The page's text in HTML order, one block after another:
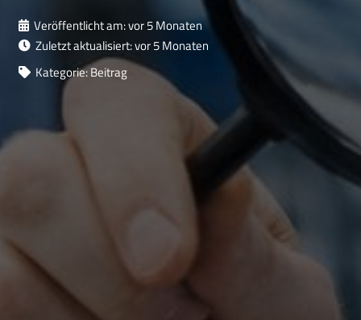
Veröffentlicht am:vor 5 Monaten
Zuletzt aktualisiert:vor 5 Monaten
Kategorie:Beitrag